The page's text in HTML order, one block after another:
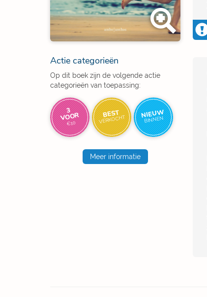
Actie categorieën
Op dit boek zijn de volgende actie
categorieën van toepassing:
3
VOOR
€10
BEST
VERKOCHT NIEUW
BINNEN
Meer informatie